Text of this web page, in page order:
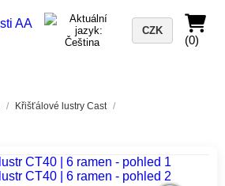
CZK
(0)
/ Křišťálové lustry Cast /